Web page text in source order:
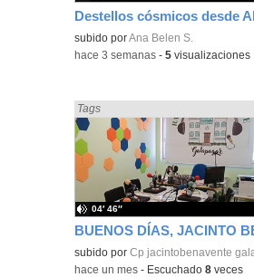
Contenido educativo.
subido porAna Belen S.
-hace 3 semanas -5 visualizaciones
Encontrado «Metodologías Activas»
Tags
Contenido educativo.
subido porCp jacintobenavente
04′ 46″
-hace un mes - Escuchado8 veces